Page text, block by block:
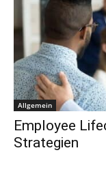
Allgemein
Employee
Strategien